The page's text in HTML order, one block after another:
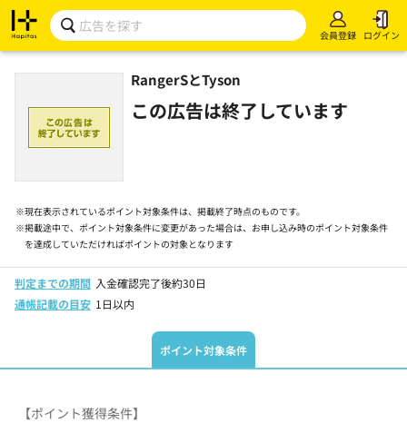
会員登録 ログイン
RangerSとTyson
この広告は終了しています
※現在表示されているポイント対象条件は、掲載終了時点のものです。
※掲載途中で、ポイント対象条件に変更があった場合は、お申し込み時のポイント対象条件
を達成していただければポイントの対象となります
判定までの期間 入金確認完了後約30日
通帳記載の目安 1日以内
ポイント対象条件
【ポイント獲得条件】